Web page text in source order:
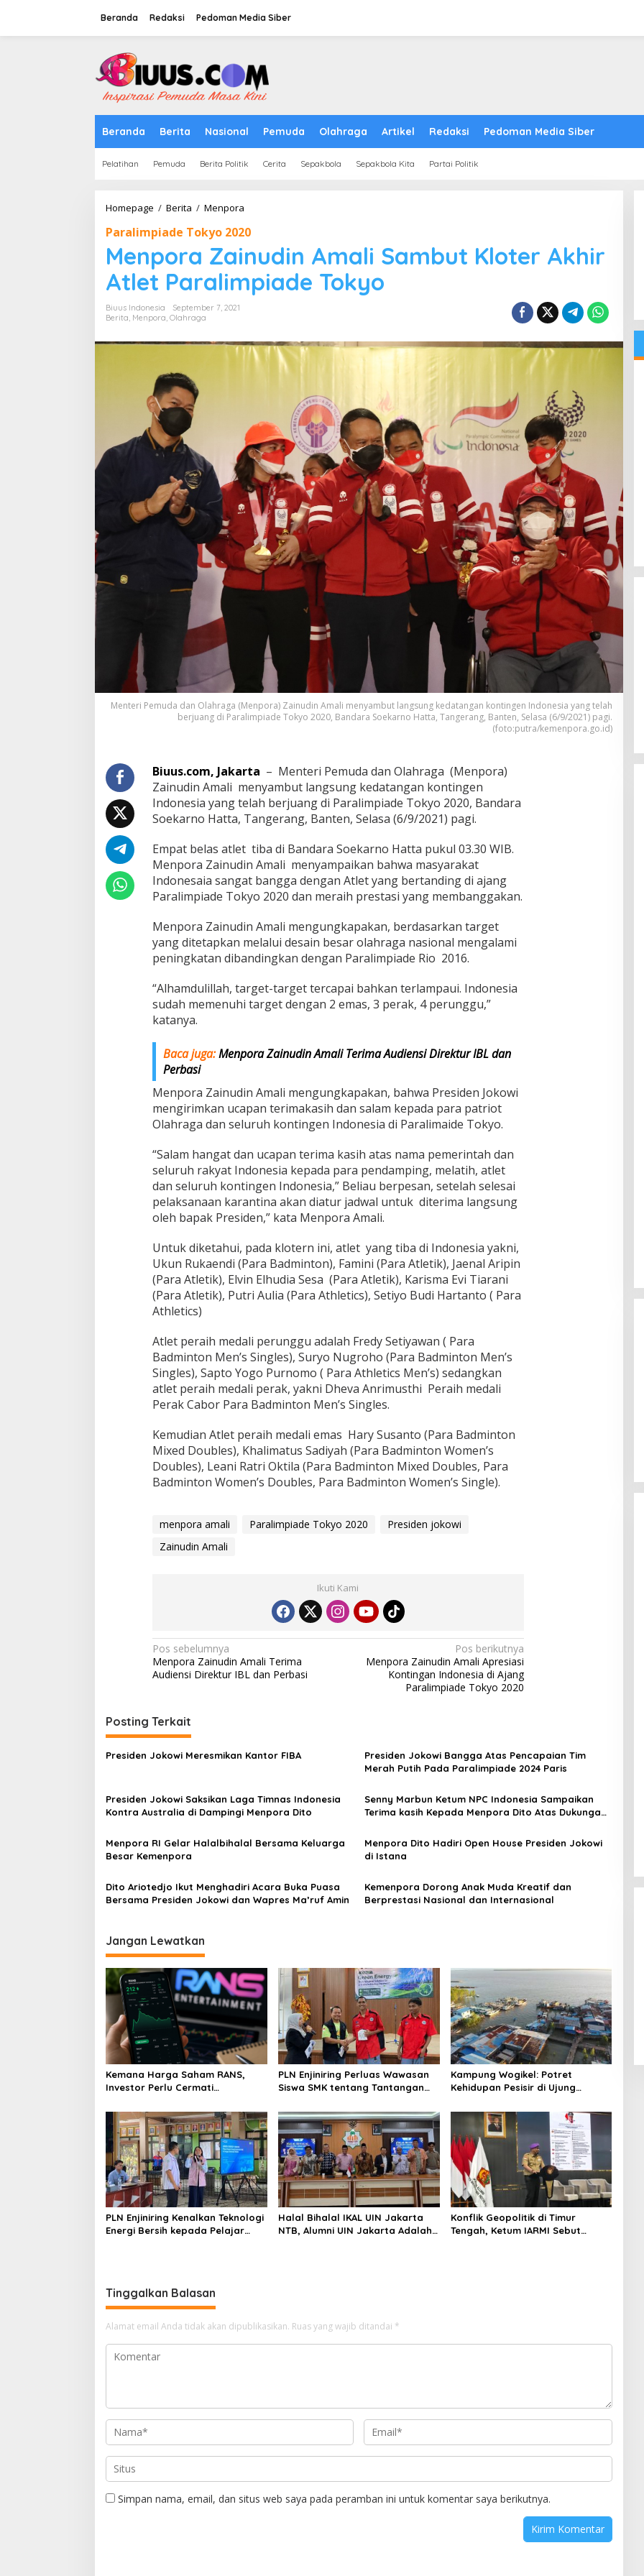
Beranda Redaksi Pedoman Media Siber
Beranda Berita Nasional Pemuda Olahraga Artikel Redaksi Pedoman Media Siber
Pelatihan Pemuda Berita Politik Cerita Sepakbola Sepakbola Kita Partai Politik
Homepage / Berita / Menpora
Amali
Kloter
Atlet
Paralimpiade
Paralimpiade Tokyo 2020
Menpora Zainudin Amali Sambut Kloter Akhir
Atlet Paralimpiade Tokyo
Biuus Indonesia
September 7, 2021
Berita, Menpora, Olahraga
Menteri Pemuda dan Olahraga (Menpora) Zainudin Amali menyambut langsung kedatangan kontingen Indonesia yang telah
berjuang di Paralimpiade Tokyo 2020, Bandara Soekarno Hatta, Tangerang, Banten, Selasa (6/9/2021) pagi.
(foto:putra/kemenpora.go.id)
Biuus.com, Jakarta – Menteri Pemuda dan Olahraga (Menpora)
Zainudin Amali menyambut langsung kedatangan kontingen
Indonesia yang telah berjuang di Paralimpiade Tokyo 2020, Bandara
Soekarno Hatta, Tangerang, Banten, Selasa (6/9/2021) pagi.
Empat belas atlet tiba di Bandara Soekarno Hatta pukul 03.30 WIB.
Menpora Zainudin Amali menyampaikan bahwa masyarakat
Indonesaia sangat bangga dengan Atlet yang bertanding di ajang
Paralimpiade Tokyo 2020 dan meraih prestasi yang membanggakan.
Menpora Zainudin Amali mengungkapakan, berdasarkan target
yang ditetapkan melalui desain besar olahraga nasional mengalami
peningkatan dibandingkan dengan Paralimpiade Rio 2016.
“Alhamdulillah, target-target tercapai bahkan terlampaui. Indonesia
sudah memenuhi target dengan 2 emas, 3 perak, 4 perunggu,”
katanya.
Baca juga:Menpora Zainudin Amali Terima Audiensi Direktur IBL dan
Perbasi
Menpora Zainudin Amali mengungkapakan, bahwa Presiden Jokowi
mengirimkan ucapan terimakasih dan salam kepada para patriot
Olahraga dan seluruh kontingen Indonesia di Paralimaide Tokyo.
“Salam hangat dan ucapan terima kasih atas nama pemerintah dan
seluruh rakyat Indonesia kepada para pendamping, melatih, atlet
dan seluruh kontingen Indonesia,” Beliau berpesan, setelah selesai
pelaksanaan karantina akan diatur jadwal untuk diterima langsung
oleh bapak Presiden,” kata Menpora Amali.
Untuk diketahui, pada klotern ini, atlet yang tiba di Indonesia yakni,
Ukun Rukaendi (Para Badminton), Famini (Para Atletik), Jaenal Aripin
(Para Atletik), Elvin Elhudia Sesa (Para Atletik), Karisma Evi Tiarani
(Para Atletik), Putri Aulia (Para Athletics), Setiyo Budi Hartanto ( Para
Athletics)
Atlet peraih medali perunggu adalah Fredy Setiyawan ( Para
Badminton Men’s Singles), Suryo Nugroho (Para Badminton Men’s
Singles), Sapto Yogo Purnomo ( Para Athletics Men’s) sedangkan
atlet peraih medali perak, yakni Dheva Anrimusthi Peraih medali
Perak Cabor Para Badminton Men’s Singles.
Kemudian Atlet peraih medali emas Hary Susanto (Para Badminton
Mixed Doubles), Khalimatus Sadiyah (Para Badminton Women’s
Doubles), Leani Ratri Oktila (Para Badminton Mixed Doubles, Para
Badminton Women’s Doubles, Para Badminton Women’s Single).
menpora amali Paralimpiade Tokyo 2020
Presiden jokowi
Zainudin Amali
Ikuti Kami
Navigasi
pos
Pos sebelumnya
Menpora Zainudin Amali Terima
Audiensi Direktur IBL dan Perbasi
Pos berikutnya
Menpora Zainudin Amali Apresiasi
Kontingan Indonesia di Ajang
Paralimpiade Tokyo 2020
Posting Terkait
Presiden Jokowi Meresmikan Kantor FIBA
Presiden Jokowi Bangga Atas Pencapaian Tim
Merah Putih Pada Paralimpiade 2024 Paris
Presiden Jokowi Saksikan Laga Timnas Indonesia
Kontra Australia di Dampingi Menpora Dito
Senny Marbun Ketum NPC Indonesia Sampaikan
Terima kasih Kepada Menpora Dito Atas Dukungan
Menpora RI Gelar Halalbihalal Bersama Keluarga
Besar Kemenpora
Menpora Dito Hadiri Open House Presiden Jokowi
di Istana
Dito Ariotedjo Ikut Menghadiri Acara Buka Puasa
Bersama Presiden Jokowi dan Wapres Ma’ruf Amin
Kemenpora Dorong Anak Muda Kreatif dan
Berprestasi Nasional dan Internasional
Jangan Lewatkan
Kemana Harga Saham RANS,
Investor Perlu Cermati
Spekulasi Berlebihan
PLN Enjiniring Perluas Wawasan
Siswa SMK tentang Tantangan
Kampung Wogikel: Potret
Kehidupan Pesisir di Ujung
Tengah Keterbatasan
PLN Enjiniring Kenalkan Teknologi
Energi Bersih kepada Pelajar
Halal Bihalal IKAL UIN Jakarta
NTB, Alumni UIN Jakarta Adalah
Konflik Geopolitik di Timur
Tengah, Ketum IARMI Sebut
Tinggalkan Balasan
Alamat email Anda tidak akan dipublikasikan. Ruas yang wajib ditandai *
Simpan nama, email, dan situs web saya pada peramban ini untuk komentar saya berikutnya.
Sudarso
Di Berita, Politik |